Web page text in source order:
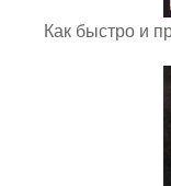
Как быстро и